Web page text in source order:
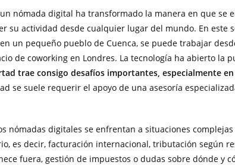
nómada digital ha transformado la manera en que se
su actividad desde cualquier lugar del mundo. En este
un pequeño pueblo de Cuenca, se puede trabajar
de coworking en Londres. La tecnología ha abierto la
trae consigo desafíos importantes, especialmente
se suele requerir el apoyo de una asesoría
nómadas digitales se enfrentan a situaciones
es decir, facturación internacional, tributación según
fuera, gestión de impuestos o dudas sobre dónde y